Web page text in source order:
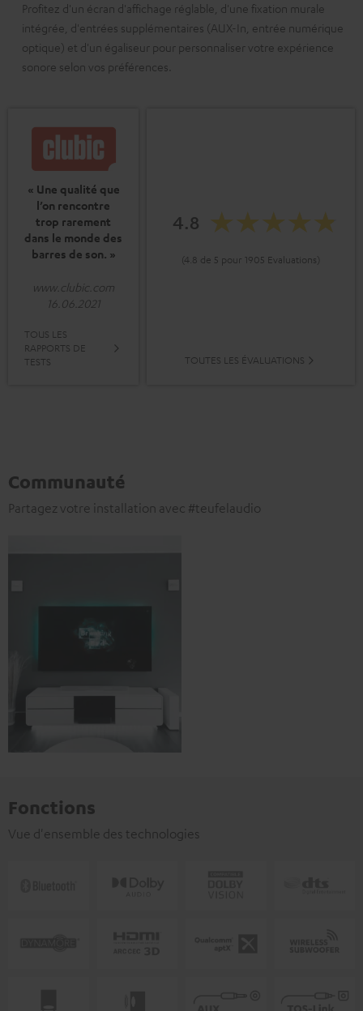
Profitez d'un écran d'affichage réglable, d'une fixation murale
intégrée, d'entrées supplémentaires (AUX-In, entrée numérique
optique) et d'un égaliseur pour personnaliser votre expérience
sonore selon vos préférences.
« Une qualité que
l’on rencontre
trop rarement
dans le monde des
barres de son. »
www.clubic.com
16.06.2021
TOUS LES
RAPPORTS DE
TESTS
4.8
(4.8 de 5 pour 1905 Evaluations)
TOUTES LES ÉVALUATIONS
Communauté
Partagez votre installation avec #teufelaudio
Fonctions
Vue d'ensemble des technologies